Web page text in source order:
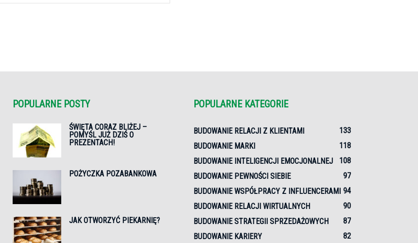
POPULARNE POSTY
ŚWIĘTA CORAZ BLIŻEJ –
POMYŚL JUŻ DZIŚ O
PREZENTACH!
POŻYCZKA POZABANKOWA
JAK OTWORZYĆ PIEKARNIĘ?
POPULARNE KATEGORIE
BUDOWANIE RELACJI Z KLIENTAMI
133
BUDOWANIE MARKI
118
BUDOWANIE INTELIGENCJI EMOCJONALNEJ
108
BUDOWANIE PEWNOŚCI SIEBIE
97
BUDOWANIE WSPÓŁPRACY Z INFLUENCERAMI 94
BUDOWANIE RELACJI WIRTUALNYCH
90
BUDOWANIE STRATEGII SPRZEDAŻOWYCH
87
BUDOWANIE KARIERY
82